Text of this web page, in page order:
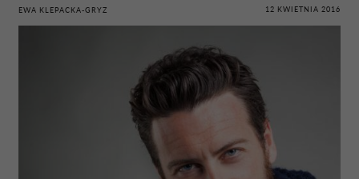
EWA KLEPACKA-GRYZ 12 KWIETNIA 2016